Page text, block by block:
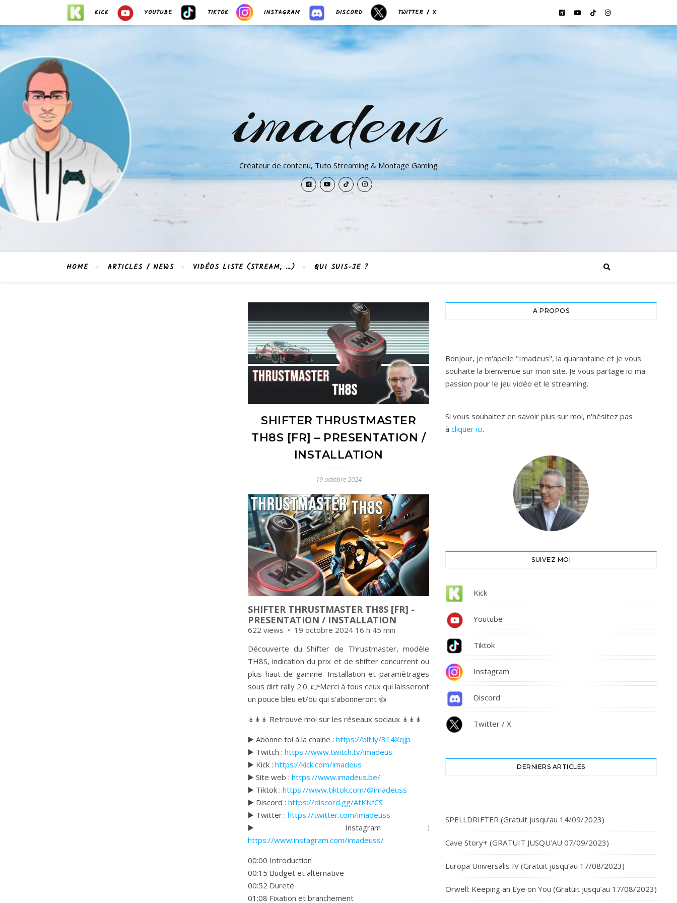
KICK YOUTUBE TIKTOK INSTAGRAM DISCORD TWITTER / X
imadeus
Créateur de contenu, Tuto Streaming & Montage Gaming
HOME ARTICLES / NEWS VIDÉOS LISTE (STREAM, …) QUI SUIS-JE ?
SHIFTER THRUSTMASTER
TH8S [FR] – PRESENTATION /
INSTALLATION
19 octobre 2024
SHIFTER THRUSTMASTER TH8S [FR] -
PRESENTATION / INSTALLATION
622 views
19 octobre 2024 16 h 45 min
Découverte du Shifter de Thrustmaster, modèle
TH8S, indication du prix et de shifter concurrent ou
plus haut de gamme. Installation et paramètrages
sous dirt rally 2.0. 👉Merci à tous ceux qui laisseront
un pouce bleu et/ou qui s’abonneront 👍
↡↡↡ Retrouve moi sur les réseaux sociaux ↡↡↡
▶️ Abonne toi à la chaine : https://bit.ly/314Xqjp
▶️ Twitch : https://www.twitch.tv/imadeus
▶️ Kick : https://kick.com/imadeus
▶️ Site web : https://www.imadeus.be/
▶️ Tiktok : https://www.tiktok.com/@imadeuss
▶️ Discord : https://discord.gg/AtKNfCS
▶️ Twitter : https://twitter.com/imadeuss
▶️ Instagram :
https://www.instagram.com/imadeuss/
00:00 Introduction
00:15 Budget et alternative
00:52 Dureté
01:08 Fixation et branchement
A PROPOS
Bonjour, je m'apelle "Imadeus", la quarantaine et je vous
souhaite la bienvenue sur mon site. Je vous partage ici ma
passion pour le jeu vidéo et le streaming.
Si vous souhaitez en savoir plus sur moi, n'hésitez pas
à cliquer ici.
SUIVEZ MOI
Kick
Youtube
Tiktok
Instagram
Discord
Twitter / X
DERNIERS ARTICLES
SPELLDRIFTER (Gratuit jusqu’au 14/09/2023)
Cave Story+ (GRATUIT JUSQU’AU 07/09/2023)
Europa Universalis IV (Gratuit jusqu’au 17/08/2023)
Orwell: Keeping an Eye on You (Gratuit jusqu’au 17/08/2023)